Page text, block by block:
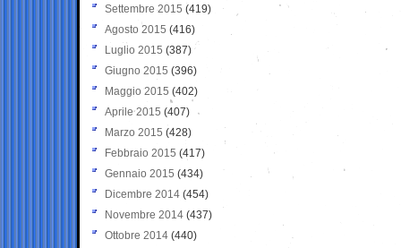
Settembre 2015 (419)
Agosto 2015 (416)
Luglio 2015 (387)
Giugno 2015 (396)
Maggio 2015 (402)
Aprile 2015 (407)
Marzo 2015 (428)
Febbraio 2015 (417)
Gennaio 2015 (434)
Dicembre 2014 (454)
Novembre 2014 (437)
Ottobre 2014 (440)